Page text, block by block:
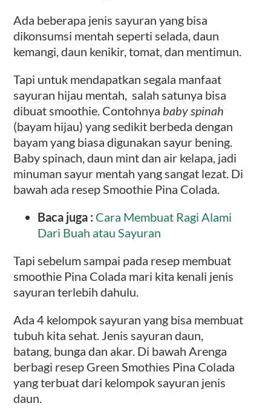
Ada beberapa jenis sayuran yang bisa
dikonsumsi mentah seperti selada, daun
kemangi, daun kenikir, tomat, dan mentimun.
Tapi untuk mendapatkan segala manfaat
sayuran hijau mentah, salah satunya bisa
dibuat smoothie. Contohnya baby spinah
(bayam hijau) yang sedikit berbeda dengan
bayam yang biasa digunakan sayur bening.
Baby spinach, daun mint dan air kelapa, jadi
minuman sayur mentah yang sangat lezat. Di
bawah ada resep Smoothie Pina Colada.
Baca juga : Cara Membuat Ragi Alami
Dari Buah atau Sayuran
Tapi sebelum sampai pada resep membuat
smoothie Pina Colada mari kita kenali jenis
sayuran terlebih dahulu.
Ada 4 kelompok sayuran yang bisa membuat
tubuh kita sehat. Jenis sayuran daun,
batang, bunga dan akar. Di bawah Arenga
berbagi resep Green Smothies Pina Colada
yang terbuat dari kelompok sayuran jenis
daun.